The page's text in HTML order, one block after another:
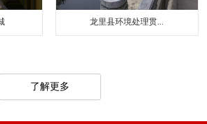
龙里县环境处理贯...
了解更多